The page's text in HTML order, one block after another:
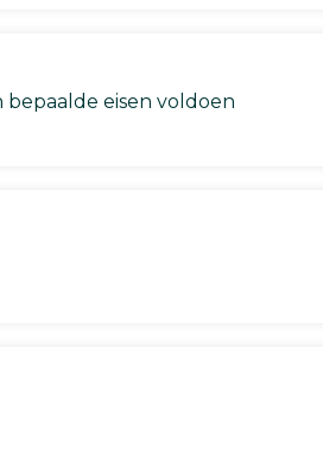
bepaalde eisen voldoen